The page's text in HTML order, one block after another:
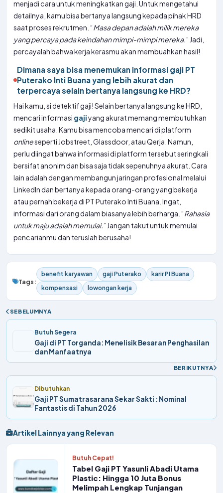
menjadi cara untuk meningkatkan gaji. Untuk mengetahui
detailnya, kamu bisa bertanya langsung kepada pihak HRD
saat proses rekrutmen. “Masa depan adalah milik mereka
yang percaya pada keindahan mimpi-mimpi mereka.” Jadi,
percayalah bahwa kerja kerasmu akan membuahkan hasil!
Dimana saya bisa menemukan informasi gaji PT
Puterako Inti Buana yang lebih akurat dan
terpercaya selain bertanya langsung ke HRD?
Hai kamu, si detektif gaji! Selain bertanya langsung ke HRD,
mencari informasi gajiyang akurat memang membutuhkan
sedikit usaha. Kamu bisa mencoba mencari di platform
onlineseperti Jobstreet, Glassdoor, atau Qerja. Namun,
perlu diingat bahwa informasi di platform tersebut seringkali
bersifat anonim dan bisa saja tidak sepenuhnya akurat. Cara
lain adalah dengan membangun jaringan profesional melalui
LinkedIn dan bertanya kepada orang-orang yang bekerja
atau pernah bekerja di PT Puterako Inti Buana. Ingat,
informasi dari orang dalam biasanya lebih berharga. “Rahasia
untuk maju adalah memulai.” Jangan takut untuk memulai
pencarianmu dan teruslah berusaha!
Tags:
benefit karyawan gaji Puterako
karir PI Buana
kompensasi
lowongan kerja
SEBELUMNYA
Butuh Segera
Gaji di PT Torganda: Menelisik Besaran Penghasilan
dan Manfaatnya
BERIKUTNYA
Dibutuhkan
Gaji PT Sumatrasarana Sekar Sakti : Nominal
Fantastis di Tahun 2026
Artikel Lainnya yang Relevan
Butuh Cepat!
Tabel Gaji PT Yasunli Abadi Utama
Plastic: Hingga 10 Juta Bonus
Melimpah Lengkap Tunjangan